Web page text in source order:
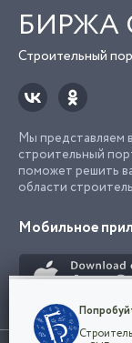
БИРЖА
Строительный
Мы представляем
строительный
поможет решить
области
Мобильное
Мы